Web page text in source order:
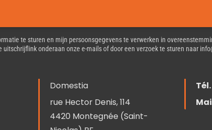
te sturen en mijn persoonsgegevens te verwerken in
onderaan onze e-mails of door een verzoek te sturen naar
Domestia
rue Hector Denis, 114
4420 Montegnée (Saint-